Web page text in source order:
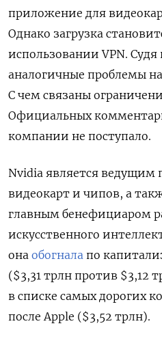
приложение для
Однако загрузка
использовании VPN. Судя
аналогичные проблемы
С чем связаны
Официальных
компании не поступало.
Nvidia является ведущим
видеокарт и чипов, а
главным бенефициаром
искусственного
она обогнала по
($3,31 трлн против $3,12
в списке самых дорогих
после Apple ($3,52 трлн).